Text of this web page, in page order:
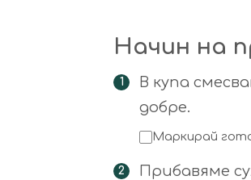
Начин на
В купа
добре.
Маркирай
Прибавяме